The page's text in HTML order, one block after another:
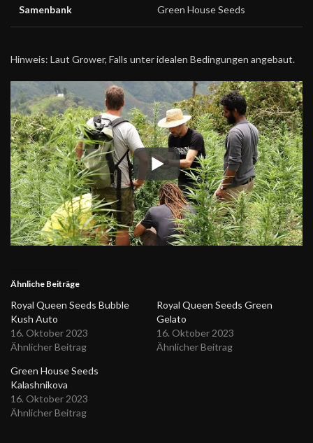
Samenbank Green House Seeds
Hinweis: Laut Grower, Falls unter idealen Bedingungen angebaut.
Ähnliche Beiträge
Royal Queen Seeds Bubble
Kush Auto
16. Oktober 2023
Ähnlicher Beitrag
Royal Queen Seeds Green
Gelato
16. Oktober 2023
Ähnlicher Beitrag
Green House Seeds
Kalashnikova
16. Oktober 2023
Ähnlicher Beitrag